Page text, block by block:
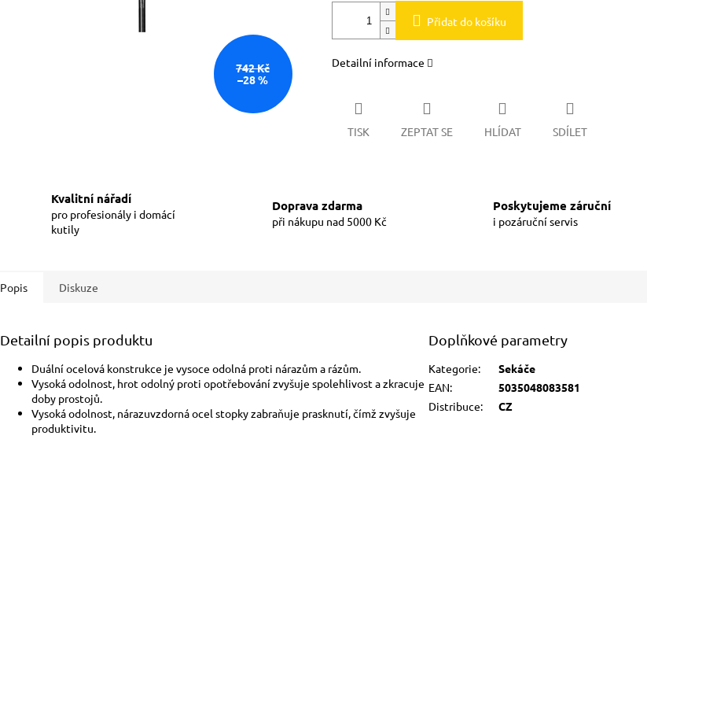
742 Kč
–28 %
Přidat do košíku
Detailní informace
TISK ZEPTAT SE HLÍDAT SDÍLET
Kvalitní nářadí
pro profesionály i domácí
kutily
Doprava zdarma
při nákupu nad 5000 Kč
Poskytujeme záruční
i pozáruční servis
Popis Diskuze
Detailní popis produktu
Duální ocelová konstrukce je vysoce odolná proti nárazům a rázům.
Vysoká odolnost, hrot odolný proti opotřebování zvyšuje spolehlivost a zkracuje
doby prostojů.
Vysoká odolnost, nárazuvzdorná ocel stopky zabraňuje prasknutí, čímž zvyšuje
produktivitu.
Doplňkové parametry
Kategorie:
Sekáče
EAN:
5035048083581
Distribuce: CZ